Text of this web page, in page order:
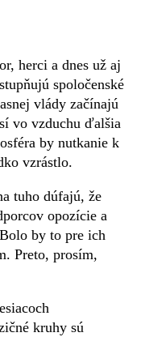
herci a dnes už aj
spoločenské
vlády začínajú
vo vzduchu ďalšia
by nutkanie k
vzrástlo.
tuho dúfajú, že
opozície a
by to pre ich
Preto, prosím,
kruhy sú